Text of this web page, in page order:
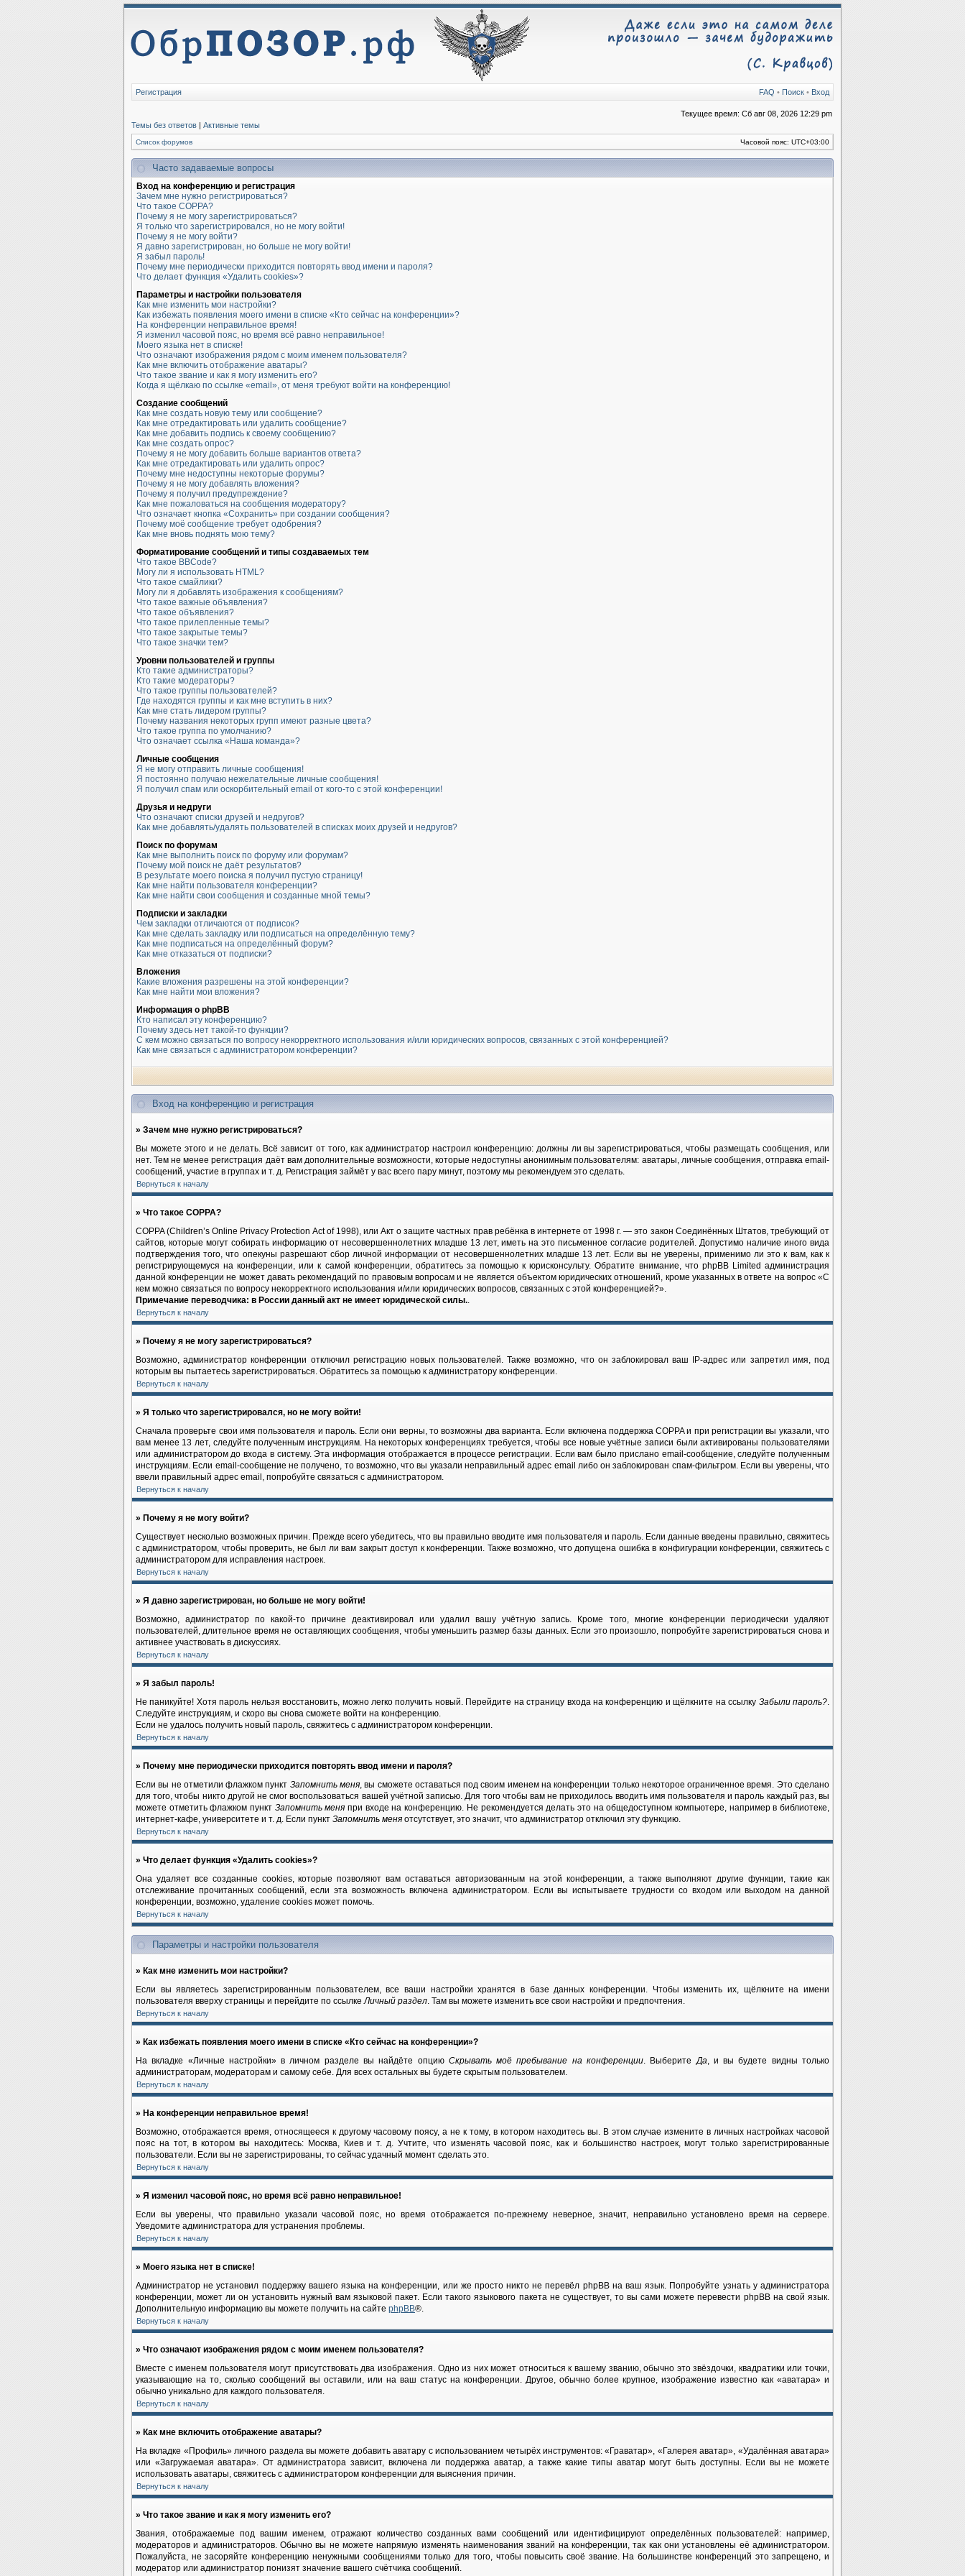
FAQ • Поиск • Вход
Регистрация
Текущее время: Сб авг 08, 2026 12:29 pm
Темы без ответов | Активные темы
Список форумов Часовой пояс: UTC+03:00
Часто задаваемые вопросы
Вход на конференцию и регистрация
Зачем мне нужно регистрироваться?
Что такое COPPA?
Почему я не могу зарегистрироваться?
Я только что зарегистрировался, но не могу войти!
Почему я не могу войти?
Я давно зарегистрирован, но больше не могу войти!
Я забыл пароль!
Почему мне периодически приходится повторять ввод имени и пароля?
Что делает функция «Удалить cookies»?
Параметры и настройки пользователя
Как мне изменить мои настройки?
Как избежать появления моего имени в списке «Кто сейчас на конференции»?
На конференции неправильное время!
Я изменил часовой пояс, но время всё равно неправильное!
Моего языка нет в списке!
Что означают изображения рядом с моим именем пользователя?
Как мне включить отображение аватары?
Что такое звание и как я могу изменить его?
Когда я щёлкаю по ссылке «email», от меня требуют войти на конференцию!
Создание сообщений
Как мне создать новую тему или сообщение?
Как мне отредактировать или удалить сообщение?
Как мне добавить подпись к своему сообщению?
Как мне создать опрос?
Почему я не могу добавить больше вариантов ответа?
Как мне отредактировать или удалить опрос?
Почему мне недоступны некоторые форумы?
Почему я не могу добавлять вложения?
Почему я получил предупреждение?
Как мне пожаловаться на сообщения модератору?
Что означает кнопка «Сохранить» при создании сообщения?
Почему моё сообщение требует одобрения?
Как мне вновь поднять мою тему?
Форматирование сообщений и типы создаваемых тем
Что такое BBCode?
Могу ли я использовать HTML?
Что такое смайлики?
Могу ли я добавлять изображения к сообщениям?
Что такое важные объявления?
Что такое объявления?
Что такое прилепленные темы?
Что такое закрытые темы?
Что такое значки тем?
Уровни пользователей и группы
Кто такие администраторы?
Кто такие модераторы?
Что такое группы пользователей?
Где находятся группы и как мне вступить в них?
Как мне стать лидером группы?
Почему названия некоторых групп имеют разные цвета?
Что такое группа по умолчанию?
Что означает ссылка «Наша команда»?
Личные сообщения
Я не могу отправить личные сообщения!
Я постоянно получаю нежелательные личные сообщения!
Я получил спам или оскорбительный email от кого-то с этой конференции!
Друзья и недруги
Что означают списки друзей и недругов?
Как мне добавлять/удалять пользователей в списках моих друзей и недругов?
Поиск по форумам
Как мне выполнить поиск по форуму или форумам?
Почему мой поиск не даёт результатов?
В результате моего поиска я получил пустую страницу!
Как мне найти пользователя конференции?
Как мне найти свои сообщения и созданные мной темы?
Подписки и закладки
Чем закладки отличаются от подписок?
Как мне сделать закладку или подписаться на определённую тему?
Как мне подписаться на определённый форум?
Как мне отказаться от подписки?
Вложения
Какие вложения разрешены на этой конференции?
Как мне найти мои вложения?
Информация о phpBB
Кто написал эту конференцию?
Почему здесь нет такой-то функции?
С кем можно связаться по вопросу некорректного использования и/или юридических вопросов, связанных с этой конференцией?
Как мне связаться с администратором конференции?
Вход на конференцию и регистрация
» Зачем мне нужно регистрироваться?
Вы можете этого и не делать. Всё зависит от того, как администратор настроил конференцию: должны ли вы зарегистрироваться, чтобы размещать сообщения, или
нет. Тем не менее регистрация даёт вам дополнительные возможности, которые недоступны анонимным пользователям: аватары, личные сообщения, отправка email-
сообщений, участие в группах и т. д. Регистрация займёт у вас всего пару минут, поэтому мы рекомендуем это сделать.
Вернуться к началу
» Что такое COPPA?
COPPA (Children’s Online Privacy Protection Act of 1998), или Акт о защите частных прав ребёнка в интернете от 1998 г. — это закон Соединённых Штатов, требующий от
сайтов, которые могут собирать информацию от несовершеннолетних младше 13 лет, иметь на это письменное согласие родителей. Допустимо наличие иного вида
подтверждения того, что опекуны разрешают сбор личной информации от несовершеннолетних младше 13 лет. Если вы не уверены, применимо ли это к вам, как к
регистрирующемуся на конференции, или к самой конференции, обратитесь за помощью к юрисконсульту. Обратите внимание, что phpBB Limited администрация
данной конференции не может давать рекомендаций по правовым вопросам и не является объектом юридических отношений, кроме указанных в ответе на вопрос «С
кем можно связаться по вопросу некорректного использования и/или юридических вопросов, связанных с этой конференцией?».
Примечание переводчика: в России данный акт не имеет юридической силы..
Вернуться к началу
» Почему я не могу зарегистрироваться?
Возможно, администратор конференции отключил регистрацию новых пользователей. Также возможно, что он заблокировал ваш IP-адрес или запретил имя, под
которым вы пытаетесь зарегистрироваться. Обратитесь за помощью к администратору конференции.
Вернуться к началу
» Я только что зарегистрировался, но не могу войти!
Сначала проверьте свои имя пользователя и пароль. Если они верны, то возможны два варианта. Если включена поддержка COPPA и при регистрации вы указали, что
вам менее 13 лет, следуйте полученным инструкциям. На некоторых конференциях требуется, чтобы все новые учётные записи были активированы пользователями
или администратором до входа в систему. Эта информация отображается в процессе регистрации. Если вам было прислано email-сообщение, следуйте полученным
инструкциям. Если email-сообщение не получено, то возможно, что вы указали неправильный адрес email либо он заблокирован спам-фильтром. Если вы уверены, что
ввели правильный адрес email, попробуйте связаться с администратором.
Вернуться к началу
» Почему я не могу войти?
Существует несколько возможных причин. Прежде всего убедитесь, что вы правильно вводите имя пользователя и пароль. Если данные введены правильно, свяжитесь
с администратором, чтобы проверить, не был ли вам закрыт доступ к конференции. Также возможно, что допущена ошибка в конфигурации конференции, свяжитесь с
администратором для исправления настроек.
Вернуться к началу
» Я давно зарегистрирован, но больше не могу войти!
Возможно, администратор по какой-то причине деактивировал или удалил вашу учётную запись. Кроме того, многие конференции периодически удаляют
пользователей, длительное время не оставляющих сообщения, чтобы уменьшить размер базы данных. Если это произошло, попробуйте зарегистрироваться снова и
активнее участвовать в дискуссиях.
Вернуться к началу
» Я забыл пароль!
Не паникуйте! Хотя пароль нельзя восстановить, можно легко получить новый. Перейдите на страницу входа на конференцию и щёлкните на ссылку Забыли пароль?.
Следуйте инструкциям, и скоро вы снова сможете войти на конференцию.
Если не удалось получить новый пароль, свяжитесь с администратором конференции.
Вернуться к началу
» Почему мне периодически приходится повторять ввод имени и пароля?
Если вы не отметили флажком пункт Запомнить меня, вы сможете оставаться под своим именем на конференции только некоторое ограниченное время. Это сделано
для того, чтобы никто другой не смог воспользоваться вашей учётной записью. Для того чтобы вам не приходилось вводить имя пользователя и пароль каждый раз, вы
можете отметить флажком пункт Запомнить меня при входе на конференцию. Не рекомендуется делать это на общедоступном компьютере, например в библиотеке,
интернет-кафе, университете и т. д. Если пункт Запомнить меня отсутствует, это значит, что администратор отключил эту функцию.
Вернуться к началу
» Что делает функция «Удалить cookies»?
Она удаляет все созданные cookies, которые позволяют вам оставаться авторизованным на этой конференции, а также выполняют другие функции, такие как
отслеживание прочитанных сообщений, если эта возможность включена администратором. Если вы испытываете трудности со входом или выходом на данной
конференции, возможно, удаление cookies может помочь.
Вернуться к началу
Параметры и настройки пользователя
» Как мне изменить мои настройки?
Если вы являетесь зарегистрированным пользователем, все ваши настройки хранятся в базе данных конференции. Чтобы изменить их, щёлкните на имени
пользователя вверху страницы и перейдите по ссылкеЛичный раздел. Там вы можете изменить все свои настройки и предпочтения.
Вернуться к началу
» Как избежать появления моего имени в списке «Кто сейчас на конференции»?
На вкладке «Личные настройки» в личном разделе вы найдёте опцию Скрывать моё пребывание на конференции. ВыберитеДа, и вы будете видны только
администраторам, модераторам и самому себе. Для всех остальных вы будете скрытым пользователем.
Вернуться к началу
» На конференции неправильное время!
Возможно, отображается время, относящееся к другому часовому поясу, а не к тому, в котором находитесь вы. В этом случае измените в личных настройках часовой
пояс на тот, в котором вы находитесь: Москва, Киев и т. д. Учтите, что изменять часовой пояс, как и большинство настроек, могут только зарегистрированные
пользователи. Если вы не зарегистрированы, то сейчас удачный момент сделать это.
Вернуться к началу
» Я изменил часовой пояс, но время всё равно неправильное!
Если вы уверены, что правильно указали часовой пояс, но время отображается по-прежнему неверное, значит, неправильно установлено время на сервере.
Уведомите администратора для устранения проблемы.
Вернуться к началу
» Моего языка нет в списке!
Администратор не установил поддержку вашего языка на конференции, или же просто никто не перевёл phpBB на ваш язык. Попробуйте узнать у администратора
конференции, может ли он установить нужный вам языковой пакет. Если такого языкового пакета не существует, то вы сами можете перевести phpBB на свой язык.
Дополнительную информацию вы можете получить на сайте phpBB®.
Вернуться к началу
» Что означают изображения рядом с моим именем пользователя?
Вместе с именем пользователя могут присутствовать два изображения. Одно из них может относиться к вашему званию, обычно это звёздочки, квадратики или точки,
указывающие на то, сколько сообщений вы оставили, или на ваш статус на конференции. Другое, обычно более крупное, изображение известно как «аватара» и
обычно уникально для каждого пользователя.
Вернуться к началу
» Как мне включить отображение аватары?
На вкладке «Профиль» личного раздела вы можете добавить аватару с использованием четырёх инструментов: «Граватар», «Галерея аватар», «Удалённая аватара»
или «Загружаемая аватара». От администратора зависит, включена ли поддержка аватар, а также какие типы аватар могут быть доступны. Если вы не можете
использовать аватары, свяжитесь с администратором конференции для выяснения причин.
Вернуться к началу
» Что такое звание и как я могу изменить его?
Звания, отображаемые под вашим именем, отражают количество созданных вами сообщений или идентифицируют определённых пользователей: например,
модераторов и администраторов. Обычно вы не можете напрямую изменять наименования званий на конференции, так как они установлены её администратором.
Пожалуйста, не засоряйте конференцию ненужными сообщениями только для того, чтобы повысить своё звание. На большинстве конференций это запрещено, и
модератор или администратор понизят значение вашего счётчика сообщений.